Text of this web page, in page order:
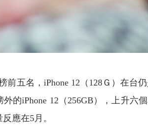
名，iPhone 12（128Ｇ）在台
的iPhone 12（256GB），上升六
應在5月。